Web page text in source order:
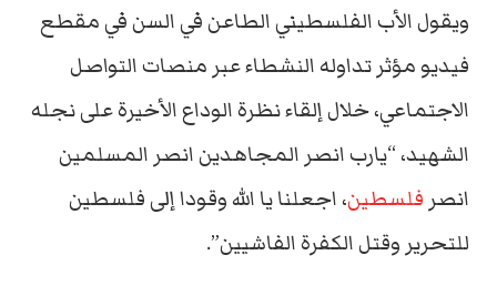
ويقول الأب الفلسطيني الطاعن في السن في مقطع
فيديو مؤثر تداوله النشطاء عبر منصات التواصل
الاجتماعي، خلال إلقاء نظرة الوداع الأخيرة على نجله
الشهيد، “يارب انصر المجاهدين انصر المسلمين
انصر فلسطين، اجعلنا يا الله وقودا إلى فلسطين
للتحرير وقتل الكفرة الفاشيين”.